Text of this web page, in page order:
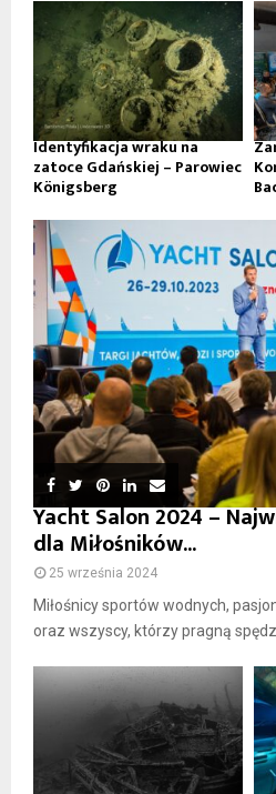
Identyfikacja wraku na
zatoce Gdańskiej – Parowiec
Königsberg
Yacht Salon 2024 –
dla Miłośników...
25 września 2024
Miłośnicy sportów wodnych,
oraz wszyscy, którzy pragną